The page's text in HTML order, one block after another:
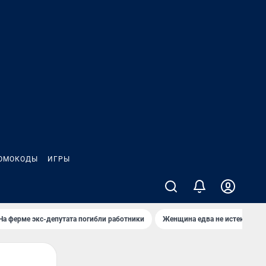
ИГРЫ
ферме экс-депутата погибли работники Женщина едва не истекла